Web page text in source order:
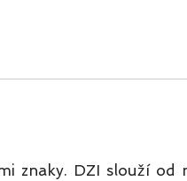
znaky. DZI slouží od